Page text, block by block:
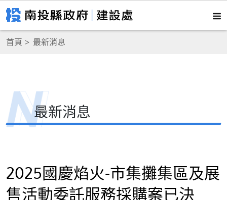
首頁 最新消息
最新消息
2025國慶焰火-市集攤集區及展
售活動委託服務採購案已決